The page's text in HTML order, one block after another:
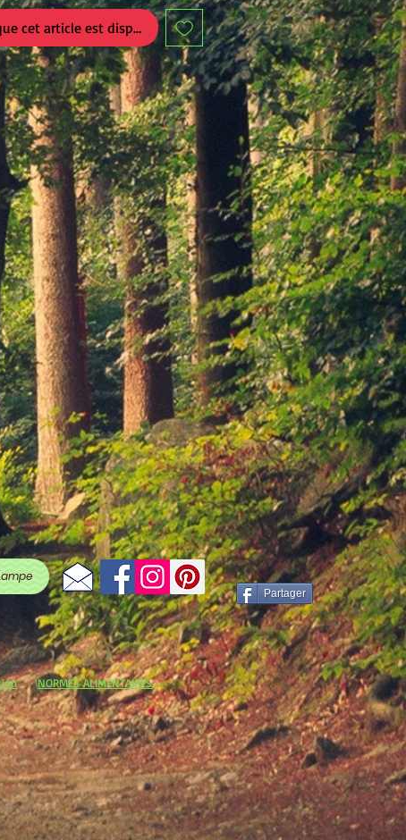
cet article est disponible
Partager
NORMES ALIMENTAIRES